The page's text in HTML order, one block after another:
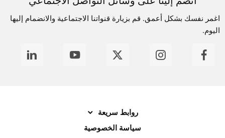
اغمر نفسك بشكل أعمق. قم بزيارة قنواتنا الاجتماعية والانضمام إليها
اليوم.
روابط سريعة
سياسة الخصوصية